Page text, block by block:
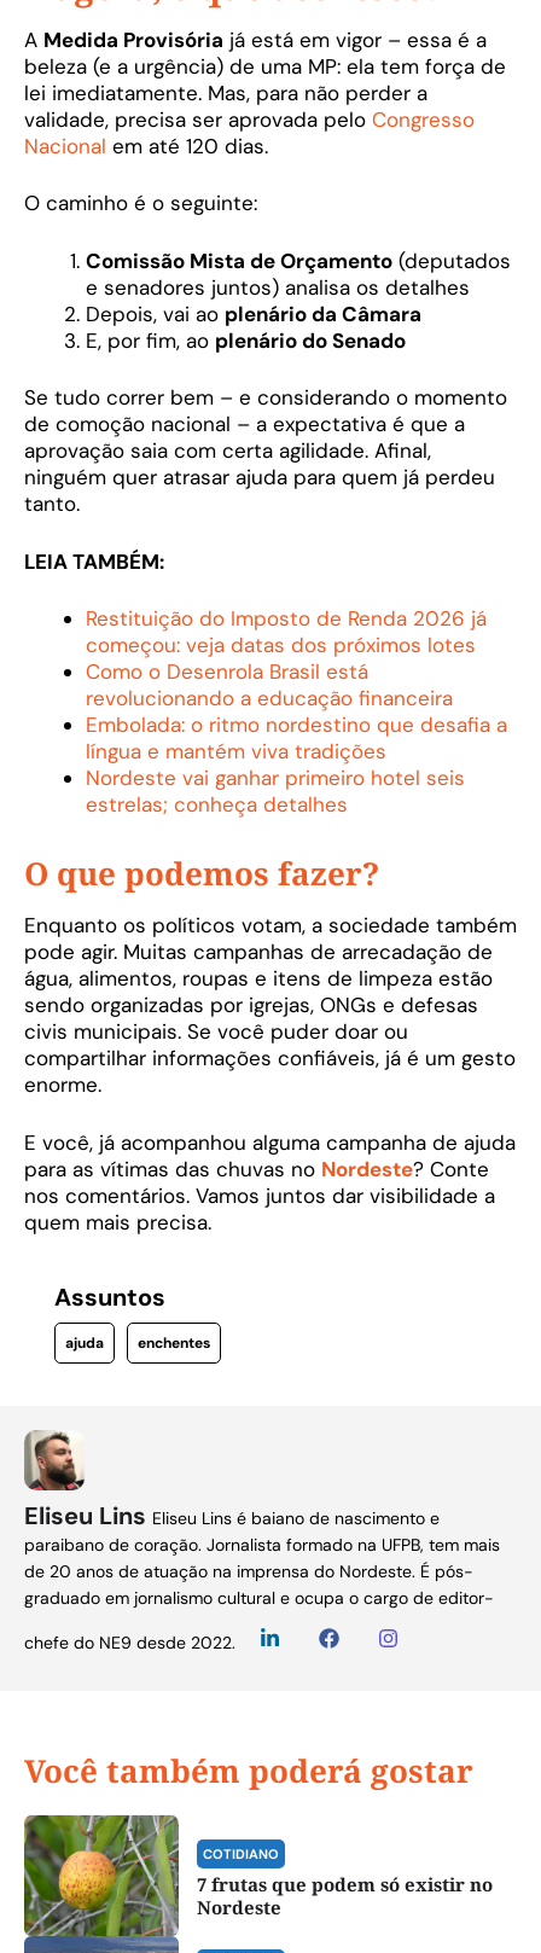
A Medida Provisória já está em vigor – essa é a
beleza (e a urgência) de uma MP: ela tem força de
lei imediatamente. Mas, para não perder a
validade, precisa ser aprovada pelo Congresso
Nacional em até 120 dias.
O caminho é o seguinte:
Comissão Mista de Orçamento (deputados
e senadores juntos) analisa os detalhes
Depois, vai ao plenário da Câmara
E, por fim, ao plenário do Senado
Se tudo correr bem – e considerando o momento
de comoção nacional – a expectativa é que a
aprovação saia com certa agilidade. Afinal,
ninguém quer atrasar ajuda para quem já perdeu
tanto.
LEIA TAMBÉM:
Restituição do Imposto de Renda 2026 já
começou: veja datas dos próximos lotes
Como o Desenrola Brasil está
revolucionando a educação financeira
Embolada: o ritmo nordestino que desafia a
língua e mantém viva tradições
Nordeste vai ganhar primeiro hotel seis
estrelas; conheça detalhes
O que podemos fazer?
Enquanto os políticos votam, a sociedade também
pode agir. Muitas campanhas de arrecadação de
água, alimentos, roupas e itens de limpeza estão
sendo organizadas por igrejas, ONGs e defesas
civis municipais. Se você puder doar ou
compartilhar informações confiáveis, já é um gesto
enorme.
E você, já acompanhou alguma campanha de ajuda
para as vítimas das chuvas no Nordeste? Conte
nos comentários. Vamos juntos dar visibilidade a
quem mais precisa.
Assuntos
ajuda enchentes
Eliseu Lins Eliseu Lins é baiano de nascimento e
paraibano de coração. Jornalista formado na UFPB, tem mais
de 20 anos de atuação na imprensa do Nordeste. É pós-
graduado em jornalismo cultural e ocupa o cargo de editor-
chefe do NE9 desde 2022.
Você também poderá gostar
COTIDIANO
7 frutas que podem só existir no
Nordeste